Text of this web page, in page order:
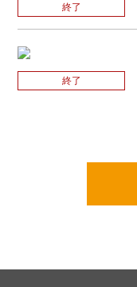
終了
終了